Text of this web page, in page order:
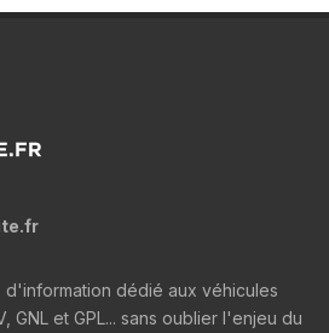
d'information dédié aux véhicules
GNL et GPL... sans oublier l'enjeu du